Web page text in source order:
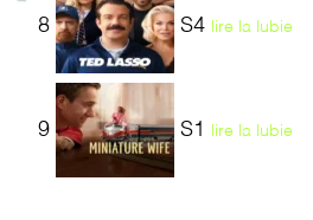
8 S4 lire la lubie
9 S1 lire la lubie